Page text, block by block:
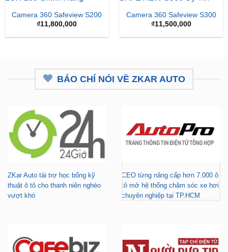
Camera 360 Safeview S200
₫11,800,000
Camera 360 Safeview S300
₫11,500,000
BÁO CHÍ NÓI VỀ ZKAR AUTO
ZKar Auto tài trợ học bổng kỹ
thuật ô tô cho thanh niên nghèo
vượt khó
CEO từng nâng cấp hơn 7.000 ô
tô mở hệ thống chăm sóc xe hơi
chuyên nghiệp tại TP.HCM